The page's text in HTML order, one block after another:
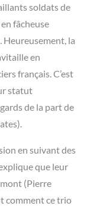
soldats de
fâcheuse
Heureusement, la
en
français. C’est
statut
de la part de
en suivant des
que leur
(Pierre
comment ce trio